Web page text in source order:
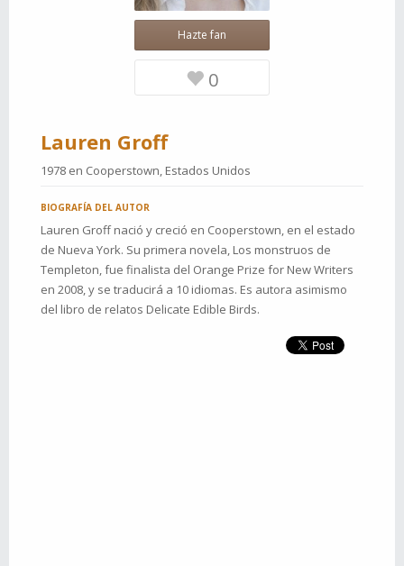
Hazte fan
0
Lauren Groff
1978 en Cooperstown, Estados Unidos
BIOGRAFÍA DEL AUTOR
Lauren Groff nació y creció en Cooperstown, en el estado
de Nueva York. Su primera novela, Los monstruos de
Templeton, fue finalista del Orange Prize for New Writers
en 2008, y se traducirá a 10 idiomas. Es autora asimismo
del libro de relatos Delicate Edible Birds.